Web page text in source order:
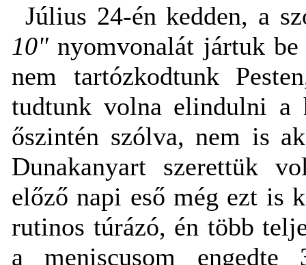
Július 24-én kedden, a
10" nyomvonalát jártuk be
nem tartózkodtunk
tudtunk volna elindulni a
őszintén szólva, nem is
Dunakanyart szerettük
előző napi eső még ezt is
rutinos túrázó, én több
a meniscusom